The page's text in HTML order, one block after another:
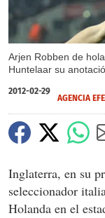
Arjen Robben de
Huntelaar su
2012-02-29
AGENCIA EFE
Inglaterra, en su
seleccionador
Holanda en el